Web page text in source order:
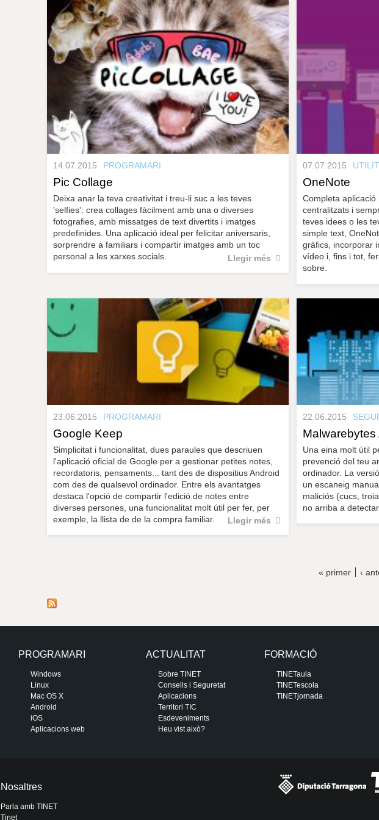
14.07.2015 PROGRAMARI
Pic Collage
Deixa anar la teva creativitat i treu-li suc a les teves
'selfies': crea collages fàcilment amb una o diverses
fotografies, amb missatges de text divertits i imatges
predefinides. Una aplicació ideal per felicitar aniversaris,
sorprendre a familiars i compartir imatges amb un toc
personal a les xarxes socials.
Llegir més
07.07.2015
OneNote
Completa
centralitzats i
teves idees o les
simple text,
gràfics, incorporar
vídeo i, fins i tot,
sobre.
23.06.2015 PROGRAMARI
Google Keep
Simplicitat i funcionalitat, dues paraules que descriuen
l'aplicació oficial de Google per a gestionar petites notes,
recordatoris, pensaments... tant des de dispositius Android
com des de qualsevol ordinador. Entre els avantatges
destaca l'opció de compartir l'edició de notes entre
diverses persones, una funcionalitat molt útil per fer, per
exemple, la llista de de la compra familiar.
Llegir més
22.06.2015
Malwarebytes
Una eina molt útil
prevenció del teu
ordinador. La
un escaneig
maliciós (cucs,
no arriba a detectar.
« primer ‹
PROGRAMARI
Windows
Linux
Mac OS X
Android
iOS
Aplicacions web
ACTUALITAT
Sobre TINET
Consells i Seguretat
Aplicacions
Territori TIC
Esdeveniments
Heu vist això?
FORMACIÓ
TINETaula
TINETescola
TINETjornada
Nosaltres
Parla amb TINET
Tinet